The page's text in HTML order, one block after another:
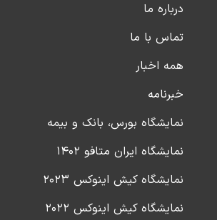
درباره ما
تماس با ما
همه اخبار
خبرنامه
نمایشگاه بورس، بانک و بیمه
نمایشگاه ایران متافو ۱۴۰۲
نمایشگاه کیش اینوکس ۲۰۲۳
نمایشگاه کیش اینوکس ۲۰۲۲